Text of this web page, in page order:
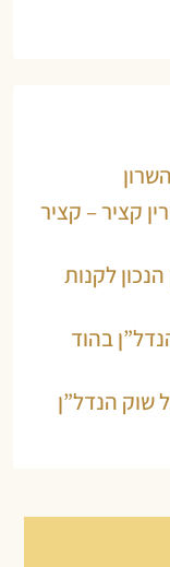
קציר – קציר
הנכון לקנות
בהוד
שוק הנדל”ן